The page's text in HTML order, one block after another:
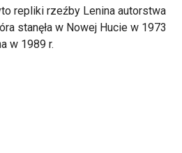
repliki rzeźby Lenina autorstwa
stanęła w Nowej Hucie w 1973
w 1989 r.